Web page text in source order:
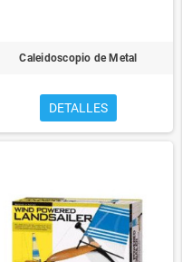
Caleidoscopio de Metal
DETALLES